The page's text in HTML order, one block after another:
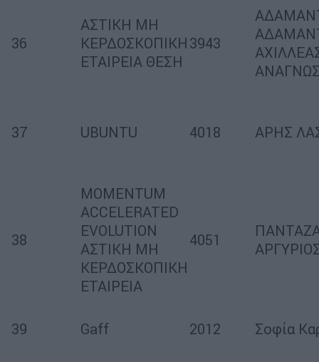
36
ΑΣΤΙΚΗ ΜΗ
ΚΕΡΔΟΣΚΟΠΙΚΗ
ΕΤΑΙΡΕΙΑ ΘΕΣΗ
3943
37 UBUNTU 4018 ΑΡΗΣ
38
MOMENTUM
ACCELERATED
EVOLUTION
ΑΣΤΙΚΗ ΜΗ
ΚΕΡΔΟΣΚΟΠΙΚΗ
ΕΤΑΙΡΕΙΑ
4051
39 Gaff 2012 Σοφία